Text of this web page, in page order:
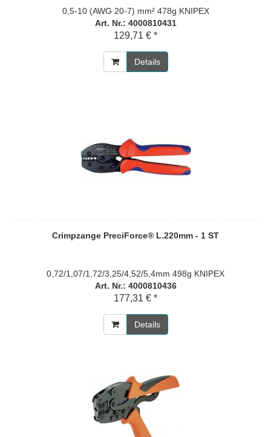
0,5-10 (AWG 20-7) mm² 478g KNIPEX
Art. Nr.: 4000810431
129,71 € *
Details
Crimpzange PreciForce® L.220mm - 1 ST
0,72/1,07/1,72/3,25/4,52/5,4mm 498g KNIPEX
Art. Nr.: 4000810436
177,31 € *
Details